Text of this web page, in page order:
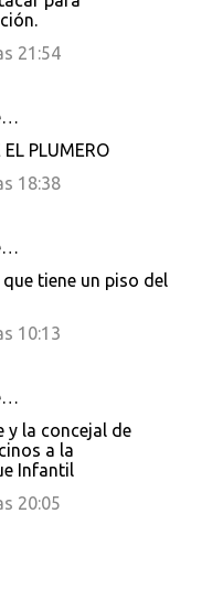
21:54
PLUMERO
18:38
tiene un piso del
10:13
y la concejal de
a la
Infantil
20:05